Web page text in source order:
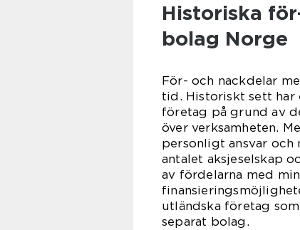
Historiska
bolag Norge
För- och nackdelar
tid. Historiskt sett
företag på grund av
över verksamheten.
personligt ansvar och
antalet aksjeselskap
av fördelarna med
utländska företag
separat bolag.